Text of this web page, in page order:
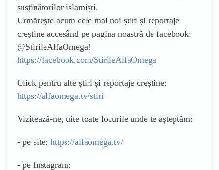
susținătorilor islamiști.
Urmărește acum cele mai noi știri și reportaje
creștine accesând pe pagina noastră de facebook:
@StirileAlfaOmega!
https://facebook.com/StirileAlfaOmega
Click pentru alte știri și reportaje creștine:
https://alfaomega.tv/stiri
Vizitează-ne, uite toate locurile unde te așteptăm:
- pe site: https://alfaomega.tv/
- pe Instagram: